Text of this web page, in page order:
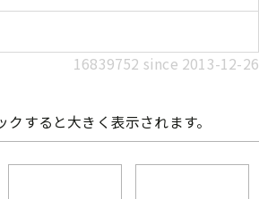
16839752 since 2013-12-26
クすると大きく表示されます。